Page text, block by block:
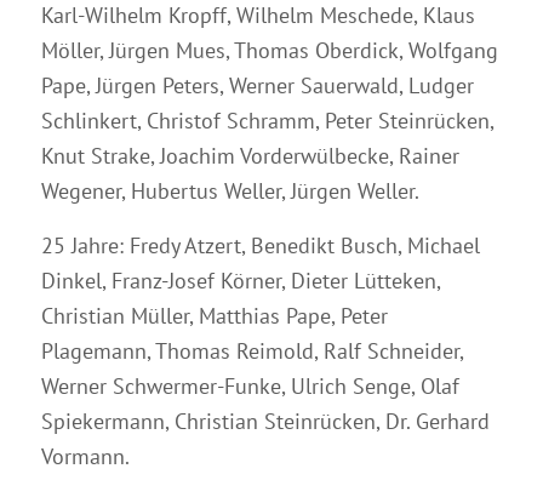
Karl-Wilhelm Kropff, Wilhelm Meschede, Klaus
Möller, Jürgen Mues, Thomas Oberdick, Wolfgang
Pape, Jürgen Peters, Werner Sauerwald, Ludger
Schlinkert, Christof Schramm, Peter Steinrücken,
Knut Strake, Joachim Vorderwülbecke, Rainer
Wegener, Hubertus Weller, Jürgen Weller.
25 Jahre: Fredy Atzert, Benedikt Busch, Michael
Dinkel, Franz-Josef Körner, Dieter Lütteken,
Christian Müller, Matthias Pape, Peter
Plagemann, Thomas Reimold, Ralf Schneider,
Werner Schwermer-Funke, Ulrich Senge, Olaf
Spiekermann, Christian Steinrücken, Dr. Gerhard
Vormann.